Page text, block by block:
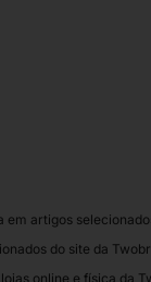
artigos
do site da
online e física